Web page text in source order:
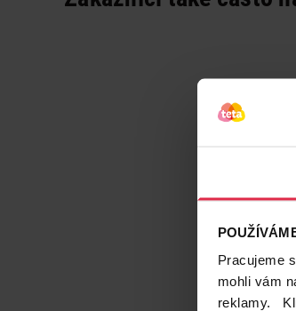
Pracujeme
mohli vám
reklamy.